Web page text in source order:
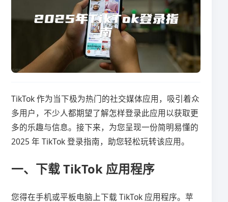
TikTok 作为当下极为热门的社交媒体应用，吸引着众
多用户，不少人都期望了解怎样登录此应用以获取更
多的乐趣与信息。接下来，为您呈现一份简明易懂的
2025 年 TikTok 登录指南，助您轻松玩转该应用。
一、下载 TikTok 应用程序
您得在手机或平板电脑上下载 TikTok 应用程序。苹